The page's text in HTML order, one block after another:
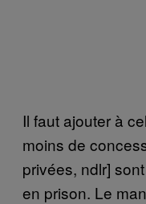
Il faut ajouter à
moins de
privées, ndlr]
en prison. Le